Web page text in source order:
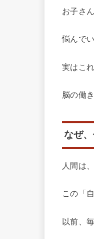
お子さ
悩んで
実はこ
脳の働
なぜ
人間は
この「
以前、